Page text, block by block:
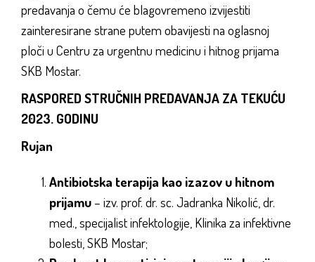
predavanja o čemu će blagovremeno izvijestiti
zainteresirane strane putem obavijesti na oglasnoj
ploči u Centru za urgentnu medicinu i hitnog prijama
SKB Mostar.
RASPORED STRUČNIH PREDAVANJA ZA TEKUĆU
2023. GODINU
Rujan
Antibiotska terapija kao izazov u hitnom
prijamu – izv. prof. dr. sc. Jadranka Nikolić, dr.
med., specijalist infektologije, Klinika za infektivne
bolesti, SKB Mostar;